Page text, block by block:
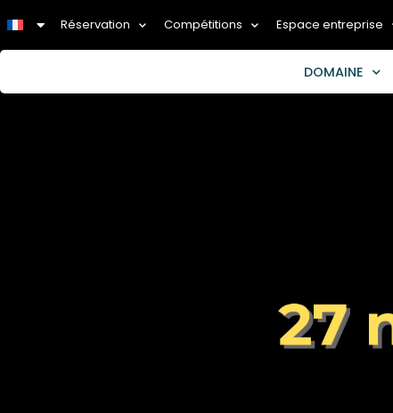
Réservation Compétitions Espace entreprise
DOMAINE